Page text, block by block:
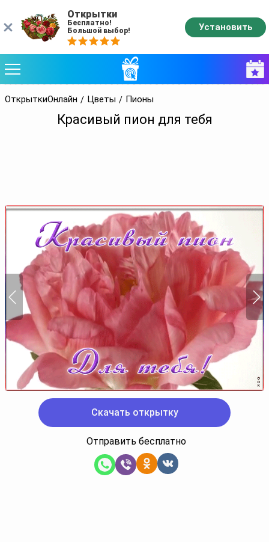
ОткрыткиОнлайн Цветы Пионы
Красивый пион для тебя
Скачать открытку
Отправить бесплатно
Открытки
Бесплатно!
Большой выбор!
Установить